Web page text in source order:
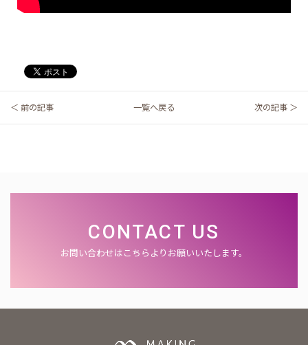
＜ 前の記事 一覧へ戻る 次の記事 ＞
CONTACT US
お問い合わせはこちらよりお願いいたします。